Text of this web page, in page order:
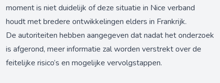
moment is niet duidelijk of deze situatie in Nice verband
houdt met bredere ontwikkelingen elders in Frankrijk.
De autoriteiten hebben aangegeven dat nadat het onderzoek
is afgerond, meer informatie zal worden verstrekt over de
feitelijke risico’s en mogelijke vervolgstappen.